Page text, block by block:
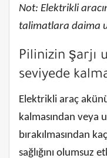
Not: Elektrikli
talimatlara daima
Pilinizin şarjı
seviyede
Elektrikli araç
kalmasından veya
bırakılmasından
sağlığını olumsuz